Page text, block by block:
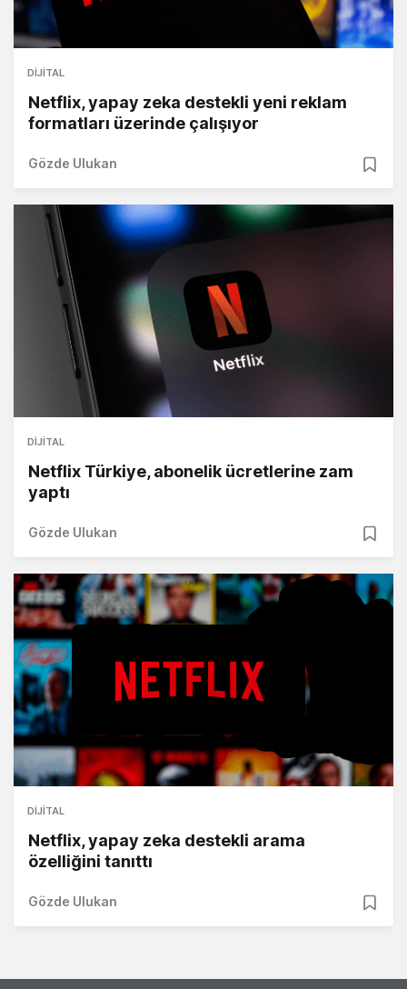
DIJITAL
Netflix, yapay zeka destekli yeni reklam
formatları üzerinde çalışıyor
Gözde Ulukan
DIJITAL
Netflix Türkiye, abonelik ücretlerine zam
yaptı
Gözde Ulukan
DIJITAL
Netflix, yapay zeka destekli arama
özelliğini tanıttı
Gözde Ulukan